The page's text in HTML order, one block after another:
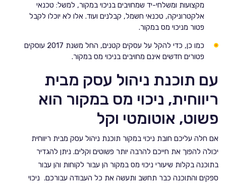
מקצועות ומשלחי-יד שמחויבים בניכוי במקור, למשל: טכנאי
אלקטרוניקה, טכנאי חשמל, קבלנים ועוד. אלו לא יוכלו לקבל
פטור מניכוי מס במקור.
כמו כן, כדי להקל על עסקים קטנים, החל משנת 2017 עוסקים
פטורים חדשים אינם מחויבים בניכוי מס במקור.
עם תוכנת ניהול עסק מבית
ריווחית, ניכוי מס במקור הוא
פשוט, אוטומטי וקל
אם חלה עליכם חובת ניכוי במקור תוכנת ניהול עסק מבית ריווחית
יכולה להפוך את חייכם להרבה יותר פשוטים וקלים. ניתן להגדיר
בתוכנה בקלות שיעורי ניכוי מס במקור הן עבור לקוחות והן עבור
ספקים והתוכנה כבר תחשב ותעשה את כל העבודה עבורכם. ניכוי